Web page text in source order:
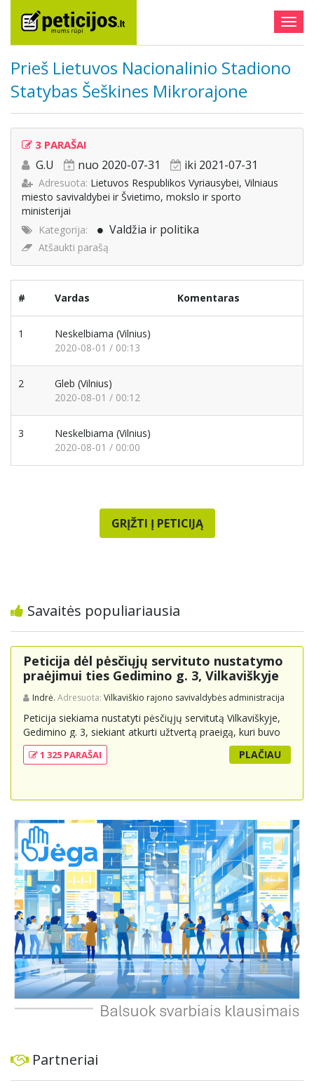
Prieš Lietuvos Nacionalinio Stadiono
Statybas Šeškines Mikrorajone
3 PARAŠAI
G.U nuo 2020-07-31 iki 2021-07-31
Adresuota: Lietuvos Respublikos Vyriausybei, Vilniaus
miesto savivaldybei ir Švietimo, mokslo ir sporto
ministerijai
Kategorija:
Valdžia ir politika
Atšaukti parašą
# Vardas Komentaras
1 Neskelbiama (Vilnius)
2020-08-01 / 00:13
2 Gleb (Vilnius)
2020-08-01 / 00:12
3 Neskelbiama (Vilnius)
2020-08-01 / 00:00
GRĮŽTI Į PETICIJĄ
Savaitės populiariausia
Peticija dėl pėsčiųjų servituto nustatymo
praėjimui ties Gedimino g. 3, Vilkaviškyje
Indrė. Adresuota: Vilkaviškio rajono savivaldybės administracija
Peticija siekiama nustatyti pėsčiųjų servitutą Vilkaviškyje,
Gedimino g. 3, siekiant atkurti užtvertą praeigą, kuri buvo
svarbi miesto gyventojams ir svečiams kaip kasdienė
jungtis tarp automobilių stovėjimo vietų, miesto centro ir
teisinių sprendimų, kurie leistų ją išlaikyti viešajam
bendruomenės poreikius.
1 325 PARAŠAI PLAČIAU
Partneriai